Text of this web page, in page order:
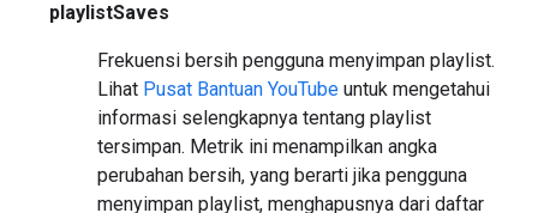
playlistSaves
Frekuensi bersih pengguna menyimpan playlist.
Lihat Pusat Bantuan YouTube untuk mengetahui
informasi selengkapnya tentang playlist
tersimpan. Metrik ini menampilkan angka
perubahan bersih, yang berarti jika pengguna
menyimpan playlist, menghapusnya dari daftar